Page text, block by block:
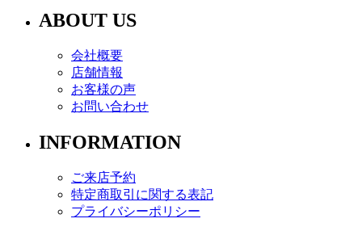
ABOUT US
会社概要
店舗情報
お客様の声
お問い合わせ
INFORMATION
ご来店予約
特定商取引に関する表記
プライバシーポリシー